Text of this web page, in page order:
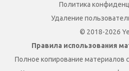
Политика
Удаление
© 2018-2026
Правила использования
Полное копирование материалов